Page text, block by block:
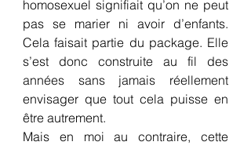
homosexuel signifiait qu’on ne peut
pas se marier ni avoir d’enfants.
Cela faisait partie du package. Elle
s’est donc construite au fil des
années sans jamais réellement
envisager que tout cela puisse en
être autrement.
Mais en moi au contraire, cette